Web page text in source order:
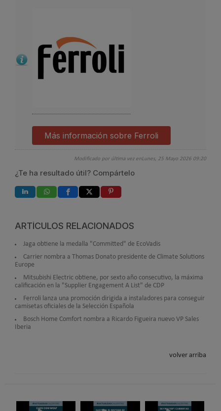
Más información sobre Ferroli
Modificado por última vez enLunes, 25 Mayo 2026 09:20
¿Te ha resultado útil? Compártelo
ARTÍCULOS RELACIONADOS
Jaga obtiene la medalla "Committed" de EcoVadis
Carrier nombra a Thomas Donato presidente de Climate Solutions
Europe
Mitsubishi Electric obtiene, por sexto año consecutivo, la máxima
calificación en la "Supplier Engagement A List" de CDP
Ferroli lanza una promoción dirigida a instaladores para conseguir
camisetas oficiales de la Selección Española
Bosch Home Comfort nombra a Ricardo Figueira nuevo VP Sales
Iberia
volver arriba